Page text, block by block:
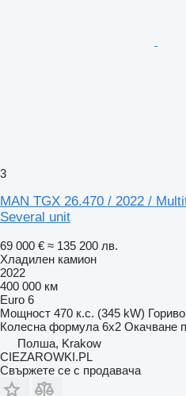
3
MAN TGX 26.470 / 2022 /
Several unit
69 000 € ≈ 135 200 лв.
Хладилен камион
2022
400 000 км
Euro 6
Мощност 470 к.с. (345 kW) Гориво
Колесна формула 6x2 Окачване
Полша, Krakow
CIEZAROWKI.PL
Свържете се с продавача